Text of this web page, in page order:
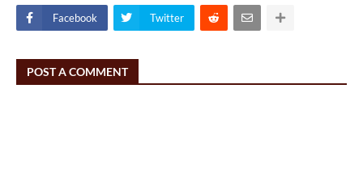
Facebook Twitter
POST A COMMENT